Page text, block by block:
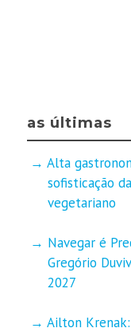
as últimas
Alta
sofisticação
vegetariano
Navegar é
Gregório
2027
Ailton